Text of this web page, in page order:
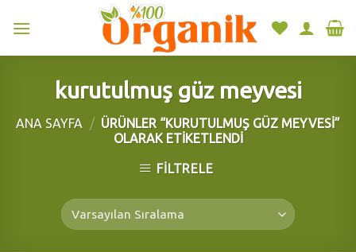
kurutulmuş güz meyvesi
ANA SAYFA / ÜRÜNLER “KURUTULMUŞ GÜZ MEYVESI”
OLARAK ETIKETLENDI
FILTRELE